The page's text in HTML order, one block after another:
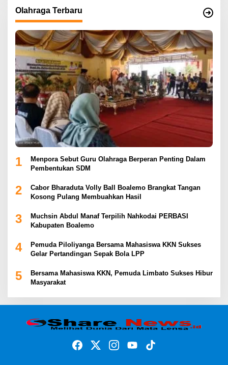
Olahraga Terbaru
1
Menpora Sebut Guru Olahraga Berperan Penting Dalam
Pembentukan SDM
2
Cabor Bharaduta Volly Ball Boalemo Brangkat Tangan
Kosong Pulang Membuahkan Hasil
3
Muchsin Abdul Manaf Terpilih Nahkodai PERBASI
Kabupaten Boalemo
4
Pemuda Piloliyanga Bersama Mahasiswa KKN Sukses
Gelar Pertandingan Sepak Bola LPP
5
Bersama Mahasiswa KKN, Pemuda Limbato Sukses Hibur
Masyarakat